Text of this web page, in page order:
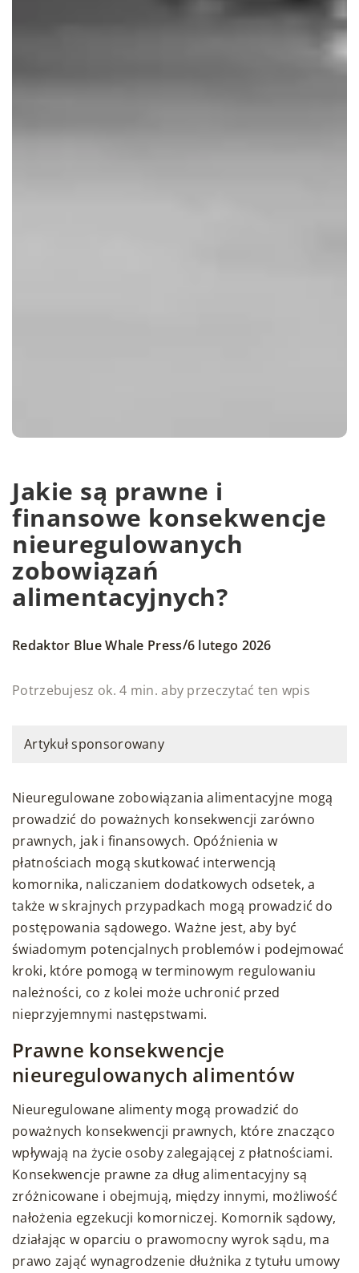
Jakie są prawne i
finansowe konsekwencje
nieuregulowanych
zobowiązań
alimentacyjnych?
Redaktor Blue Whale Press/6 lutego 2026
Potrzebujesz ok. 4 min. aby przeczytać ten wpis
Artykuł sponsorowany
Nieuregulowane zobowiązania alimentacyjne mogą
prowadzić do poważnych konsekwencji zarówno
prawnych, jak i finansowych. Opóźnienia w
płatnościach mogą skutkować interwencją
komornika, naliczaniem dodatkowych odsetek, a
także w skrajnych przypadkach mogą prowadzić do
postępowania sądowego. Ważne jest, aby być
świadomym potencjalnych problemów i podejmować
kroki, które pomogą w terminowym regulowaniu
należności, co z kolei może uchronić przed
nieprzyjemnymi następstwami.
Prawne konsekwencje
nieuregulowanych alimentów
Nieuregulowane alimenty mogą prowadzić do
poważnych konsekwencji prawnych, które znacząco
wpływają na życie osoby zalegającej z płatnościami.
Konsekwencje prawne za dług alimentacyjny są
zróżnicowane i obejmują, między innymi, możliwość
nałożenia egzekucji komorniczej. Komornik sądowy,
działając w oparciu o prawomocny wyrok sądu, ma
prawo zająć wynagrodzenie dłużnika z tytułu umowy